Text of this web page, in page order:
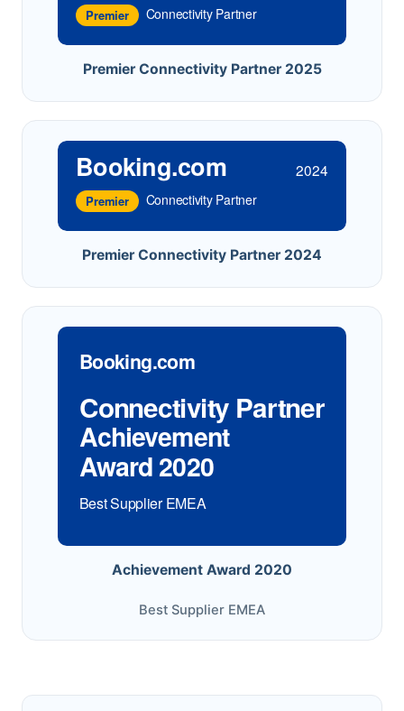
Premier Connectivity Partner
Premier Connectivity Partner 2025
Booking.com 2024
Premier Connectivity Partner
Premier Connectivity Partner 2024
Booking.com
Connectivity Partner
Achievement
Award 2020
Best Supplier EMEA
Achievement Award 2020
Best Supplier EMEA